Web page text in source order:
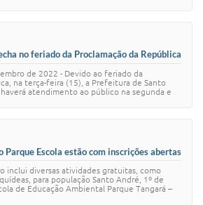
no feriado da Proclamação da República
de 2022 - Devido ao feriado da
na terça-feira (15), a Prefeitura de Santo
atendimento ao público na segunda e
Parque Escola estão com inscrições abertas
inclui diversas atividades gratuitas, como
para população Santo André, 1º de
de Educação Ambiental Parque Tangará –